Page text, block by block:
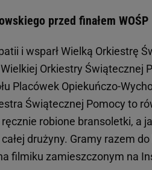
przed finałem WOŚP
i wsparł Wielką Orkiestrę
Orkiestry Świątecznej
Placówek Opiekuńczo-
Świątecznej Pomocy to
robione bransoletki, a
drużyny. Gramy razem
filmiku zamieszczonym na